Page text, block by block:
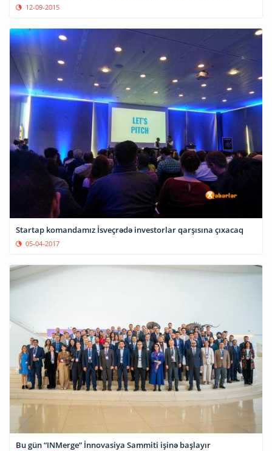
12-09-2015
Startap komandamız İsveçrədə investorlar qarşısına çıxacaq
05-04-2017
Bu gün “INMerge” İnnovasiya Sammiti işinə başlayır